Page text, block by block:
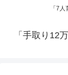
「7
「手取り12